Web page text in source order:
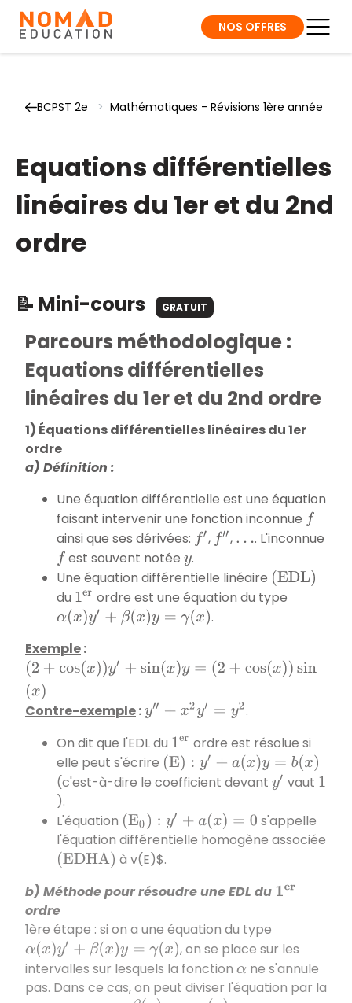
NOS OFFRES
BCPST 2e > Mathématiques - Révisions 1ère année
Equations différentielles
linéaires du 1er et du 2nd
ordre
📝 Mini-cours GRATUIT
Parcours méthodologique :
Equations différentielles
linéaires du 1er et du 2nd ordre
1) Équations différentielles linéaires du 1er
ordre
a) Définition :
Une équation différentielle est une équation
faisant intervenir une fonction inconnue f
ainsi que ses dérivées: f′ , f″ , …
. L'inconnue
f est souvent notéey.
Une équation différentielle linéaire (EDL)
du 1er ordre est une équation du type
α(x)y′+ β(x )y=γ(x)
.
Exemple:
(2+cos(x))y′+sin (x )y=(2+cos( x)) sin (x)
Contre-exemple:y″+ x2 y′=y2
.
On dit que l'EDL du 1er ordre est résolue si
elle peut s'écrire (E):y ′+a( x) y=b(x)
(c'est-à-dire le coefficient devant y′ vaut 1
).
L'équation (E0) : ′ +a( x) =0
s'appelle
l'équation différentielle homogène associée
(EDHA)
à v(E)$.
b) Méthode pour résoudre une EDL du 1er
ordre
1ère étape : si on a une équation du type
α(x)y′+ β(x )y=γ(x)
, on se place sur les
intervalles sur lesquels la fonction α ne s'annule
pas. Dans ce cas, on peut diviser l'équation par la